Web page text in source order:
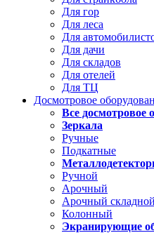
Для гор
Для леса
Для
Для дачи
Для складов
Для отелей
Для ТЦ
Досмотровое
Все досмотровое
Зеркала
Ручные
Подкатные
Ручной
Арочный
Арочный складной
Колонный
Экранирующие